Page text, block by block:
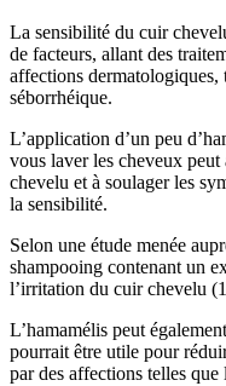
La sensibilité du cuir
de facteurs, allant des
affections dermatologiques,
séborrhéique.
L’application d’un peu
vous laver les cheveux
chevelu et à soulager les
la sensibilité.
Selon une étude menée
shampooing contenant un
l’irritation du cuir chevelu
L’hamamélis peut
pourrait être utile pour
par des affections telles que